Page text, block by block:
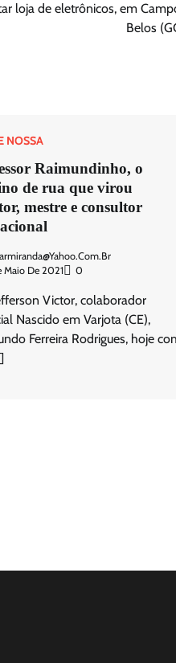
loja de eletrônicos, em
Belos
NOSSA
Raimundinho, o
de rua que virou
mestre e consultor
Maio De 2021
0
Victor, colaborador
Nascido em Varjota (CE),
Ferreira Rodrigues, hoje